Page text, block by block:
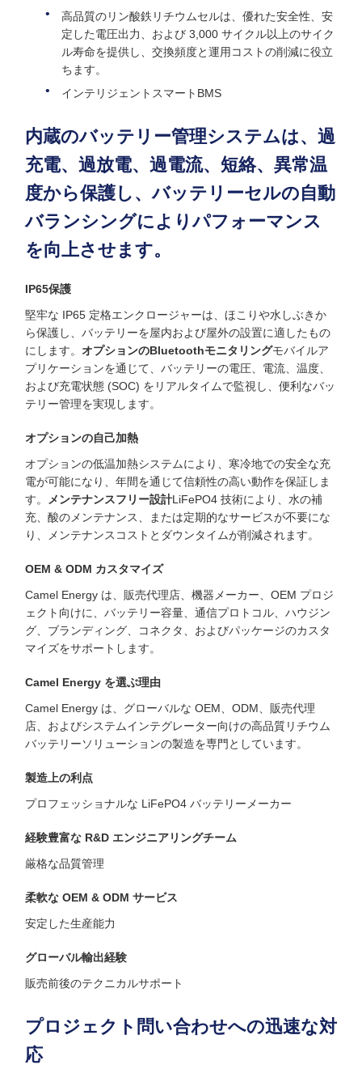
高品質のリン酸鉄リチウムセルは、優れた安全性、安
定した電圧出力、および 3,000 サイクル以上のサイク
ル寿命を提供し、交換頻度と運用コストの削減に役立
ちます。
インテリジェントスマートBMS
内蔵のバッテリー管理システムは、過
充電、過放電、過電流、短絡、異常温
度から保護し、バッテリーセルの自動
バランシングによりパフォーマンス
を向上させます。
IP65保護
堅牢な IP65 定格エンクロージャーは、ほこりや水しぶきか
ら保護し、バッテリーを屋内および屋外の設置に適したもの
にします。 オプションのBluetoothモニタリングモバイルア
プリケーションを通じて、バッテリーの電圧、電流、温度、
および充電状態 (SOC) をリアルタイムで監視し、便利なバッ
テリー管理を実現します。
オプションの自己加熱
オプションの低温加熱システムにより、寒冷地での安全な充
電が可能になり、年間を通じて信頼性の高い動作を保証しま
す。
メンテナンスフリー設計LiFePO4 技術により、水の補
充、酸のメンテナンス、または定期的なサービスが不要にな
り、メンテナンスコストとダウンタイムが削減されます。
OEM & ODM カスタマイズ
Camel Energy は、販売代理店、機器メーカー、OEM プロジ
ェクト向けに、バッテリー容量、通信プロトコル、ハウジン
グ、ブランディング、コネクタ、およびパッケージのカスタ
マイズをサポートします。
Camel Energy を選ぶ理由
Camel Energy は、グローバルな OEM、ODM、販売代理
店、およびシステムインテグレーター向けの高品質リチウム
バッテリーソリューションの製造を専門としています。
製造上の利点
プロフェッショナルな LiFePO4 バッテリーメーカー
経験豊富な R&D エンジニアリングチーム
厳格な品質管理
柔軟な OEM & ODM サービス
安定した生産能力
グローバル輸出経験
販売前後のテクニカルサポート
プロジェクト問い合わせへの迅速な対
応